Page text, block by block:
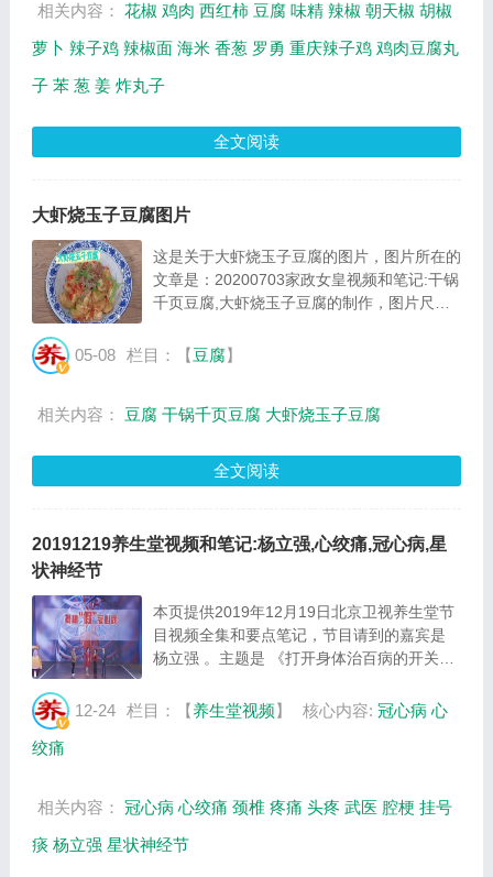
相关内容： 花椒 鸡肉 西红柿 豆腐 味精 辣椒 朝天椒 胡椒
萝卜 辣子鸡 辣椒面 海米 香葱 罗勇 重庆辣子鸡 鸡肉豆腐丸
子 苯 葱 姜 炸丸子
全文阅读
大虾烧玉子豆腐图片
这是关于大虾烧玉子豆腐的图片，图片所在的
文章是：20200703家政女皇视频和笔记:干锅
千页豆腐,大虾烧玉子豆腐的制作，图片尺寸
96423Byte。...
05-08 栏目：【豆腐】
相关内容： 豆腐 干锅千页豆腐 大虾烧玉子豆腐
全文阅读
20191219养生堂视频和笔记:杨立强,心绞痛,冠心病,星
状神经节
本页提供2019年12月19日北京卫视养生堂节
目视频全集和要点笔记，节目请到的嘉宾是
杨立强 。主题是 《打开身体治百病的开关》
的开关等相关内容，百年养生网提供视频全集
12-24 栏目：【养生堂视频】 核心内容: 冠心病 心
绞痛
相关内容： 冠心病 心绞痛 颈椎 疼痛 头疼 武医 腔梗 挂号
痰 杨立强 星状神经节